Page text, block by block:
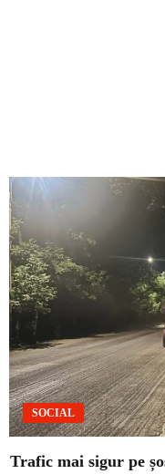
SOCIAL
Trafic mai sigur pe